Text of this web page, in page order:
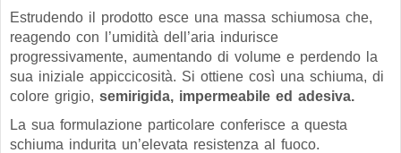
Estrudendo il prodotto esce una massa schiumosa che,
reagendo con l’umidità dell’aria indurisce
progressivamente, aumentando di volume e perdendo la
sua iniziale appiccicosità. Si ottiene così una schiuma, di
colore grigio, semirigida, impermeabile ed adesiva.
La sua formulazione particolare conferisce a questa
schiuma indurita un’elevata resistenza al fuoco.